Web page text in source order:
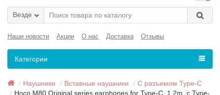
Везде
Наши новости Акции О нас Доставка Отзывы
Категории
Наушники Вставные наушники
C разъемом Type-C
Hoco M80 Original series earphones for Type-C, 1.2m, с Type-